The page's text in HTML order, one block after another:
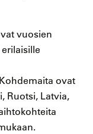
vuosien
ovat
Ruotsi, Latvia,